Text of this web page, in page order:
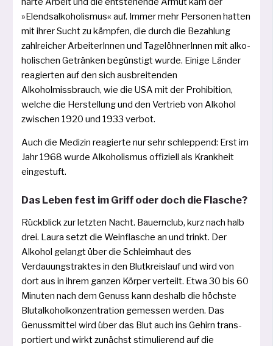
»Elendsalkoholismus« auf. Immer mehr Personen hat­ten
mit ihrer Sucht zu kämp­fen, die durch die Bezahlung
zahl­rei­cher ArbeiterInnen und TagelöhnerInnen mit alko­
ho­li­schen Getränken begüns­tigt wur­de. Einige Länder
reagier­ten auf den sich aus­brei­ten­den
Alkoholmissbrauch, wie die USA mit der Prohibition,
wel­che die Herstellung und den Vertrieb von Alkohol
zwi­schen 1920 und 1933 verbot.
Auch die Medizin reagier­te nur sehr schlep­pend: Erst im
Jahr 1968 wur­de Alkoholismus offi­zi­ell als Krankheit
eingestuft.
Das Leben fest im Griff oder doch die Flasche?
Rückblick zur letz­ten Nacht. Bauernclub, kurz nach halb
drei. Laura setzt die Weinflasche an und trinkt. Der
Alkohol gelangt über die Schleimhaut des
Verdauungstraktes in den Blutkreislauf und wird von
dort aus in ihrem gan­zen Körper ver­teilt. Etwa 30 bis 60
Minuten nach dem Genuss kann des­halb die höchs­te
Blutalkoholkonzentration gemes­sen wer­den. Das
Genussmittel wird über das Blut auch ins Gehirn trans­
por­tiert und wirkt zunächst sti­mu­lie­rend auf die